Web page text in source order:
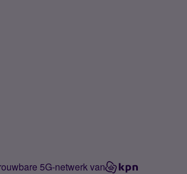
5G-netwerk van